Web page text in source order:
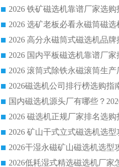
国内磁选机源头厂有哪些？